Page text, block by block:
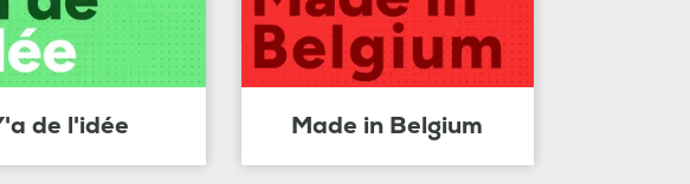
de l'idée Made in Belgium